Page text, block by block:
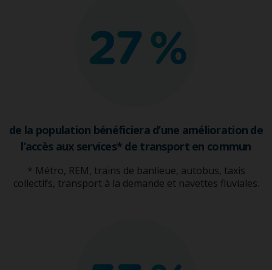
de la population bénéficiera d’une amélioration de
l’accès aux services* de transport en commun
* Métro, REM, trains de banlieue, autobus, taxis
collectifs, transport à la demande et navettes fluviales.